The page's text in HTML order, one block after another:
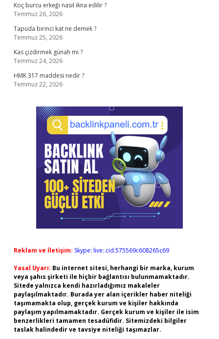
Koç burcu erkeği nasıl ikna edilir ?
Temmuz 26, 2026
Tapuda birinci kat ne demek ?
Temmuz 25, 2026
Kas çizdirmek günah mı ?
Temmuz 24, 2026
HMK 317 maddesi nedir ?
Temmuz 22, 2026
Reklam ve İletişim: Skype: live:.cid.575569c608265c69
Yasal Uyarı: Bu internet sitesi, herhangi bir marka, kurum
veya şahıs şirketi ile hiçbir bağlantısı bulunmamaktadır.
Sitede yalnızca kendi hazırladığımız makaleler
paylaşılmaktadır. Burada yer alan içerikler haber niteliği
taşımamakta olup, gerçek kurum ve kişiler hakkında
paylaşım yapılmamaktadır. Gerçek kurum ve kişiler ile isim
benzerlikleri tamamen tesadüfidir. Sitemizdeki bilgiler
taslak halindedir ve tavsiye niteliği taşımazlar.